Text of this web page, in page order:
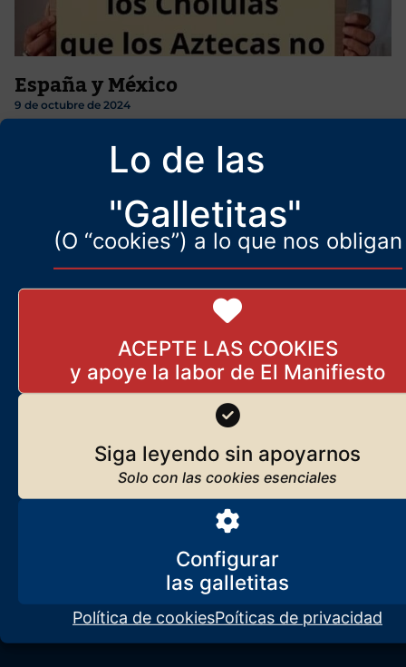
Lo de las
"Galletitas"
(O “cookies”) a lo que nos obligan
ACEPTE LAS COOKIES
Siga leyendo sin apoyarnos
Configurar
Política de cookiesPoíticas de privacidad
España y México
9 de octubre de 2024
minimización del papel civilizador de España con falsas
acusaciones de genocidio y la